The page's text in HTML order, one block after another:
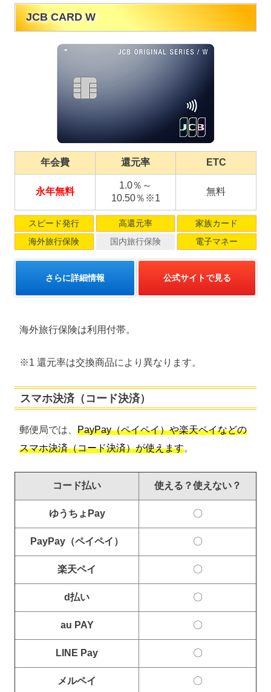
JCB CARD W
年会費 還元率 ETC
永年無料
1.0％～
10.50％※1
無料
スピード発行 高還元率
家族カード
海外旅行保険
国内旅行保険 電子マネー
さらに詳細情報 公式サイトで見る
海外旅行保険は利用付帯。
※1 還元率は交換商品により異なります。
スマホ決済（コード決済）
郵便局では、 PayPay（ペイペイ）や楽天ペイなどの
スマホ決済（コード決済）が使えます。
コード払い 使える？使えない？
ゆうちょPay 〇
PayPay（ペイペイ） 〇
楽天ペイ 〇
d払い 〇
au PAY 〇
LINE Pay 〇
メルペイ 〇